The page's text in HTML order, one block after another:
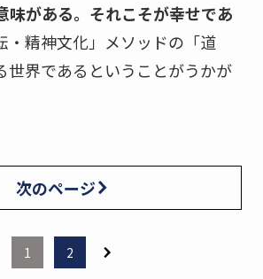
味がある。それこそが幸せであ
・精神文化」メソッドの「道
世界であるということがうかが
次のページ
1 2